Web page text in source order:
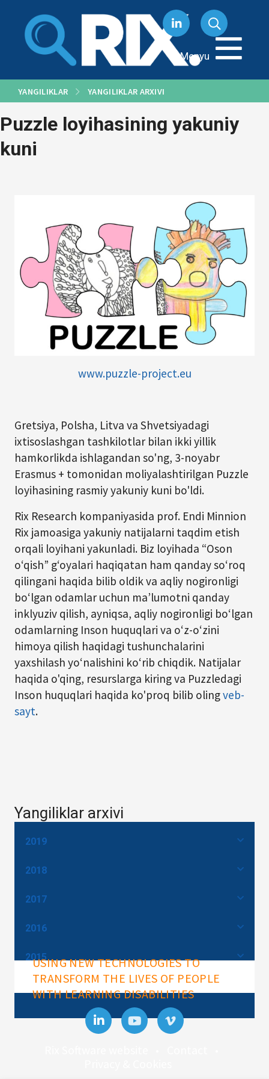
Menyu
YANGILIKLAR YANGILIKLAR ARXIVI
Puzzle loyihasining yakuniy
kuni
www.puzzle-project.eu
Gretsiya, Polsha, Litva va Shvetsiyadagi
ixtisoslashgan tashkilotlar bilan ikki yillik
hamkorlikda ishlagandan so'ng, 3-noyabr
Erasmus + tomonidan moliyalashtirilgan Puzzle
loyihasining rasmiy yakuniy kuni bo'ldi.
Rix Research kompaniyasida prof. Endi Minnion
Rix jamoasiga yakuniy natijalarni taqdim etish
orqali loyihani yakunladi. Biz loyihada “Oson
o‘qish” g‘oyalari haqiqatan ham qanday so‘roq
qilingani haqida bilib oldik va aqliy nogironligi
bo‘lgan odamlar uchun ma’lumotni qanday
inklyuziv qilish, ayniqsa, aqliy nogironligi bo‘lgan
odamlarning Inson huquqlari va o‘z-o‘zini
himoya qilish haqidagi tushunchalarini
yaxshilash yo‘nalishini ko‘rib chiqdik. Natijalar
haqida o'qing, resurslarga kiring va Puzzledagi
Inson huquqlari haqida ko'proq bilib olingveb-
sayt.
Yangiliklar arxivi
2019
2018
2017
2016
2015
USING NEW TECHNOLOGIES TO
TRANSFORM THE LIVES OF PEOPLE
WITH LEARNING DISABILITIES